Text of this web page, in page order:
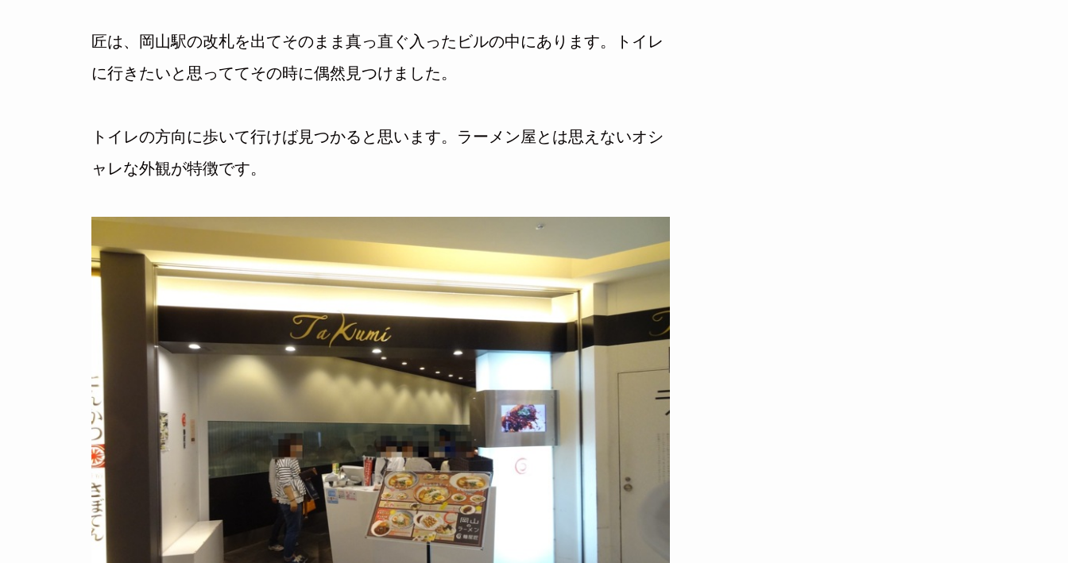
匠は、岡山駅の改札を出てそのまま真っ直ぐ入ったビルの中にあります。トイレ
に行きたいと思っててその時に偶然見つけました。
トイレの方向に歩いて行けば見つかると思います。ラーメン屋とは思えないオシ
ャレな外観が特徴です。